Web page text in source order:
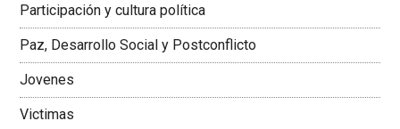
Colombiana
Participación y cultura política
Paz, Desarrollo Social y Postconflicto
Jovenes
Victimas